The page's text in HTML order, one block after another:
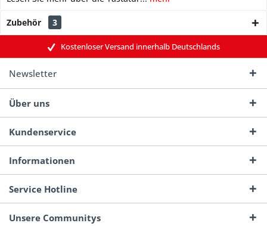
Zubehör 3
Kostenloser Versand innerhalb Deutschlands
Newsletter
Über uns
Kundenservice
Informationen
Service Hotline
Unsere Communitys